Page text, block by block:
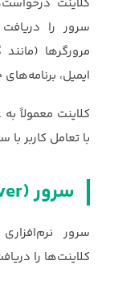
سرور را
مرورگرها
ایمیل،
کلاینت معمولاً
با تعامل کاربر
سرور (‏Server‏)
سرور
کلاینت‌ها را